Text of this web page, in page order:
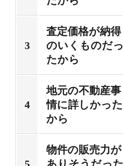
査定価格が納得
のいくものだっ
たから
地元の不動産事
情に詳しかった
から
物件の販売力が